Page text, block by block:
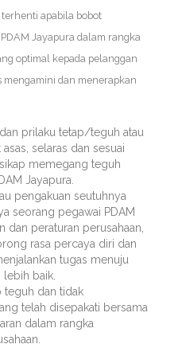
apabila bobot
Jayapura dalam rangka
optimal kepada pelanggan
dan menerapkan
dan prilaku tetap/teguh atau
selaras dan sesuai
memegang teguh
Jayapura.
pengakuan seutuhnya
seorang pegawai PDAM
dan peraturan perusahaan,
rasa percaya diri dan
tugas menuju
baik.
teguh dan tidak
telah disepakati bersama
dalam rangka